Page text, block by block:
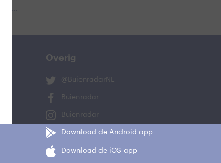
Overig
@BuienradarNL
Buienradar
Buienradar
Download de Android app
Download de iOS app